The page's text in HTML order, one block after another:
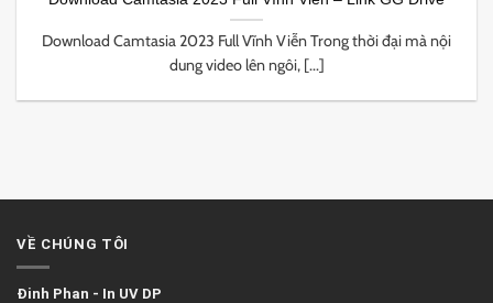
Download Camtasia 2023 Full Vĩnh Viễn Trong thời đại mà nội
dung video lên ngôi, [...]
VỀ CHÚNG TÔI
Đinh Phan - In UV DP